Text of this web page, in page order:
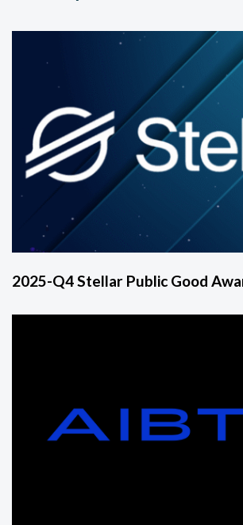
2025-Q4 Stellar Public Good